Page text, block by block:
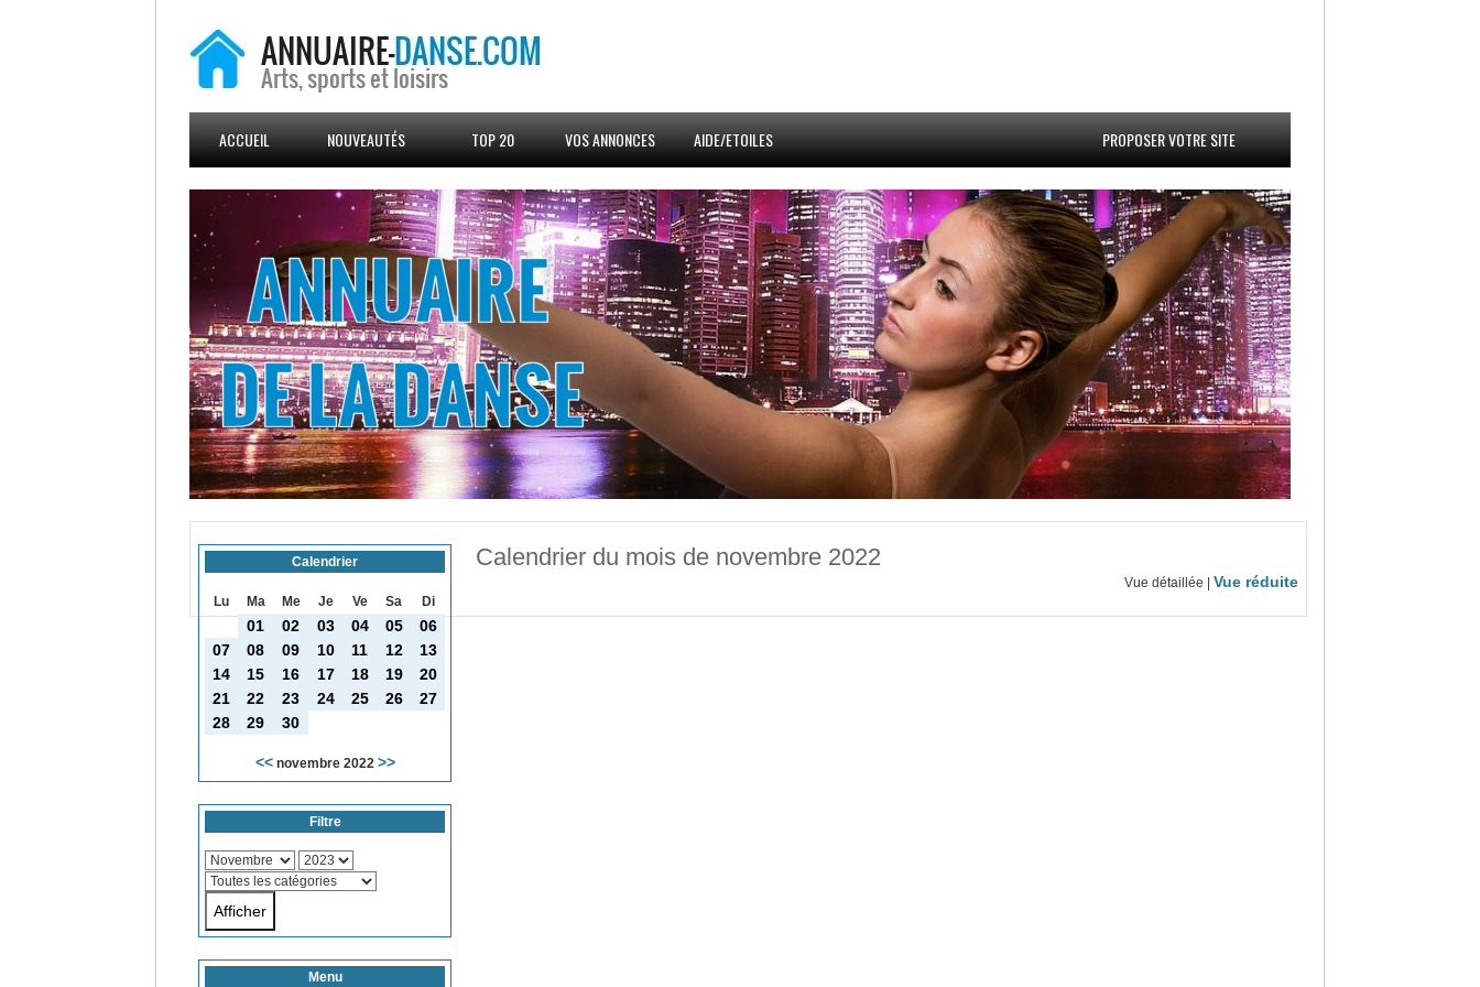
ACCUEIL NOUVEAUTÉS TOP 20 VOS ANNONCES AIDE/ETOILES PROPOSER VOTRE SITE
Calendrier
Lu Ma Me Je Ve Sa Di
01 02 03 04 05
06
07
08 09 10 11 12
13
14
15 16 17 18 19
20
21
22 23 24 25 26
27
28
29 30
<<novembre 2022 >>
Filtre
Menu
Calendrier du mois de novembre 2022
Vue détaillée | Vue réduite